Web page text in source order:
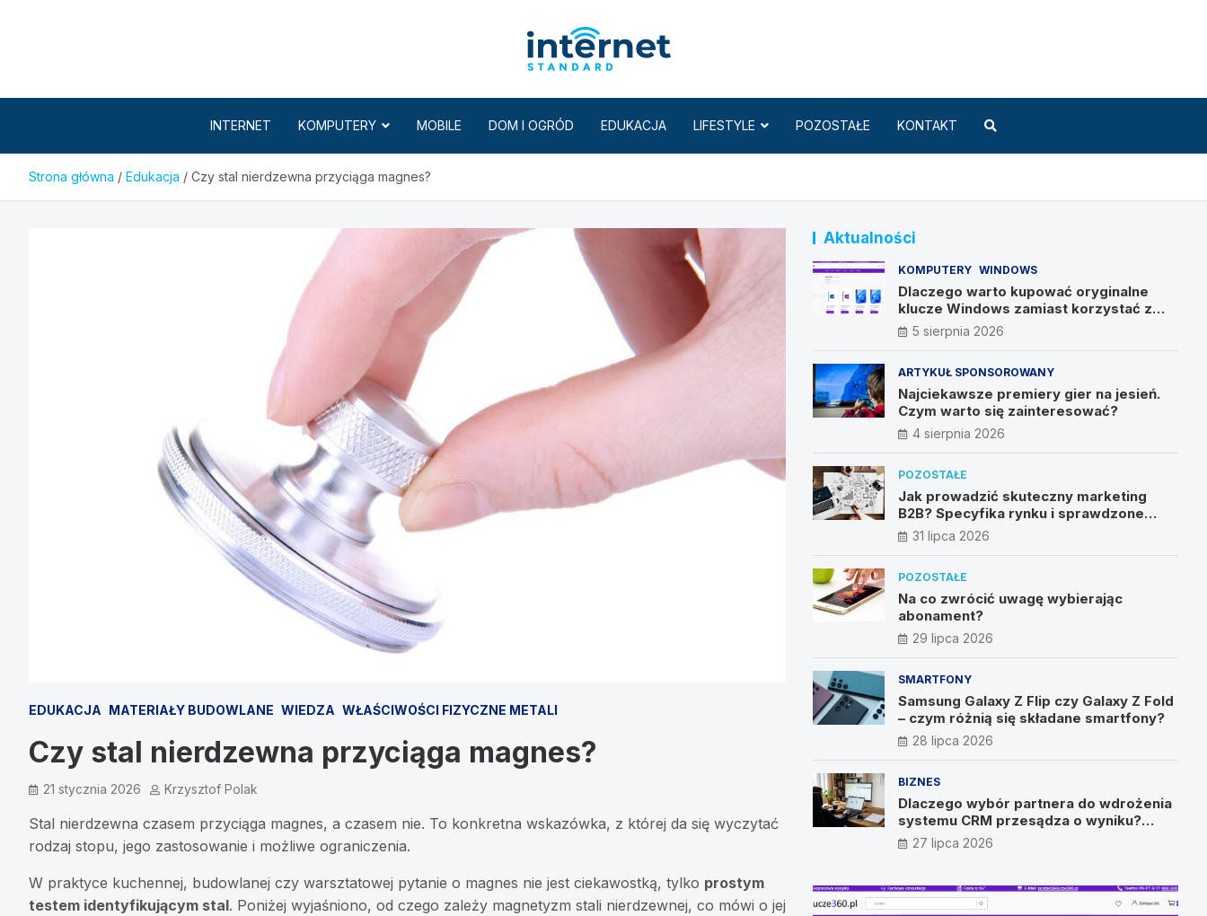
INTERNET KOMPUTERY MOBILE DOM I OGRÓD EDUKACJA LIFESTYLE POZOSTAŁE KONTAKT
Strona główna Edukacja Czy stal nierdzewna przyciąga magnes?
EDUKACJA MATERIAŁY BUDOWLANE WIEDZA WŁAŚCIWOŚCI FIZYCZNE METALI
Czy stal nierdzewna przyciąga magnes?
21 stycznia 2026 Krzysztof Polak
Stal nierdzewna czasem przyciąga magnes, a czasem nie. To konkretna wskazówka, z której da się wyczytać
rodzaj stopu, jego zastosowanie i możliwe ograniczenia.
W praktyce kuchennej, budowlanej czy warsztatowej pytanie o magnes nie jest ciekawostką, tylko prostym
testem identyfikującym stal. Poniżej wyjaśniono, od czego zależy magnetyzm stali nierdzewnej, co mówi o jej
Aktualności
KOMPUTERY WINDOWS
Dlaczego warto kupować oryginalne
klucze Windows zamiast korzystać z
nieautoryzowanych źródeł?
5 sierpnia 2026
ARTYKUŁ SPONSOROWANY
Najciekawsze premiery gier na jesień.
Czym warto się zainteresować?
4 sierpnia 2026
POZOSTAŁE
Jak prowadzić skuteczny marketing
B2B? Specyfika rynku i sprawdzone
metody
31 lipca 2026
POZOSTAŁE
Na co zwrócić uwagę wybierając
abonament?
29 lipca 2026
SMARTFONY
Samsung Galaxy Z Flip czy Galaxy Z Fold
– czym różnią się składane smartfony?
28 lipca 2026
BIZNES
Dlaczego wybór partnera do wdrożenia
systemu CRM przesądza o wyniku?
Wywiad z Pawłem Prymakowskim, CEO
IT Vision
27 lipca 2026